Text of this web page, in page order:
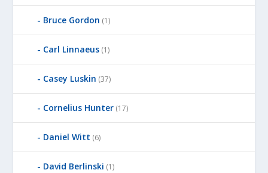
Bruce Gordon (1)
Carl Linnaeus (1)
Casey Luskin (37)
Cornelius Hunter (17)
Daniel Witt (6)
David Berlinski (1)